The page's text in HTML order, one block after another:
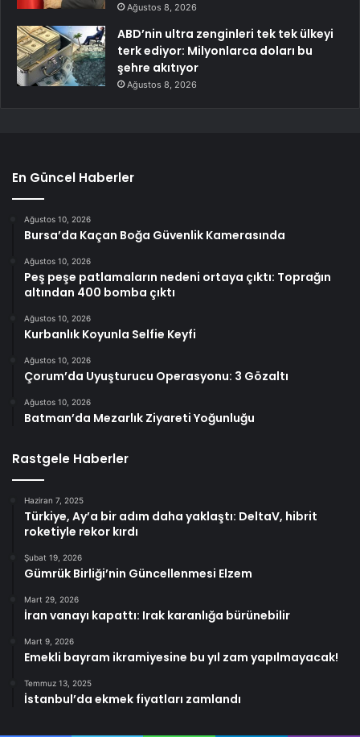
Ağustos 8, 2026
ABD’nin ultra zenginleri tek tek ülkeyi
terk ediyor: Milyonlarca doları bu
şehre akıtıyor
Ağustos 8, 2026
En Güncel Haberler
Ağustos 10, 2026
Bursa’da Kaçan Boğa Güvenlik Kamerasında
Ağustos 10, 2026
Peş peşe patlamaların nedeni ortaya çıktı: Toprağın
altından 400 bomba çıktı
Ağustos 10, 2026
Kurbanlık Koyunla Selfie Keyfi
Ağustos 10, 2026
Çorum’da Uyuşturucu Operasyonu: 3 Gözaltı
Ağustos 10, 2026
Batman’da Mezarlık Ziyareti Yoğunluğu
Rastgele Haberler
Haziran 7, 2025
Türkiye, Ay’a bir adım daha yaklaştı: DeltaV, hibrit
roketiyle rekor kırdı
Şubat 19, 2026
Gümrük Birliği’nin Güncellenmesi Elzem
Mart 29, 2026
İran vanayı kapattı: Irak karanlığa bürünebilir
Mart 9, 2026
Emekli bayram ikramiyesine bu yıl zam yapılmayacak!
Temmuz 13, 2025
İstanbul’da ekmek fiyatları zamlandı